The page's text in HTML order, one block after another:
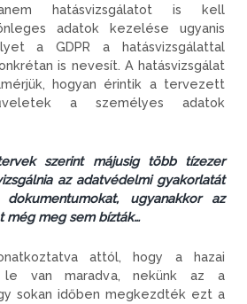
hatásvizsgálatot is kell
adatok kezelése ugyanis
a GDPR a hatásvizsgálattal
is nevesít. A hatásvizsgálat
hogyan érintik a tervezett
a személyes adatok
szerint májusig több tízezer
az adatvédelmi gyakorlatát
ugyanakkor az
még meg sem bízták…
attól, hogy a hazai
le van maradva, nekünk az a
sokan időben megkezdték ezt a